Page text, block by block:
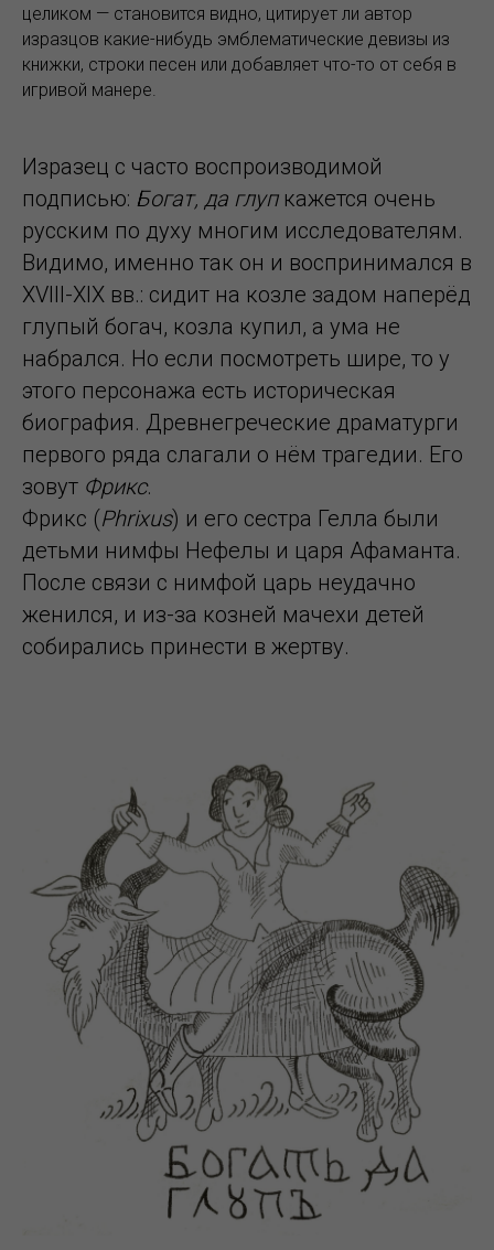
целиком — становится видно, цитирует ли автор
изразцов какие-нибудь эмблематические девизы из
книжки, строки песен или добавляет что-то от себя в
игривой манере.
Изразец с часто воспроизводимой
подписью: Богат, да глупкажется очень
русским по духу многим исследователям.
Видимо, именно так он и воспринимался в
XVIII-XIX вв.: сидит на козле задом наперёд
глупый богач, козла купил, а ума не
набрался. Но если посмотреть шире, то у
этого персонажа есть историческая
биография. Древнегреческие драматурги
первого ряда слагали о нём трагедии. Его
зовут Фрикс.
Фрикс (Phrixus) и его сестра Гелла были
детьми нимфы Нефелы и царя Афаманта.
После связи с нимфой царь неудачно
женился, и из-за козней мачехи детей
собирались принести в жертву.